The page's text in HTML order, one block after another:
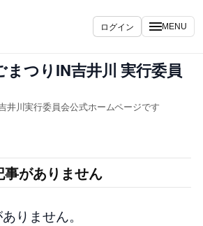
ログイン MENU
まつりIN吉井川 実行委員
井川実行委員会公式ホームページです
事がありません
りません。